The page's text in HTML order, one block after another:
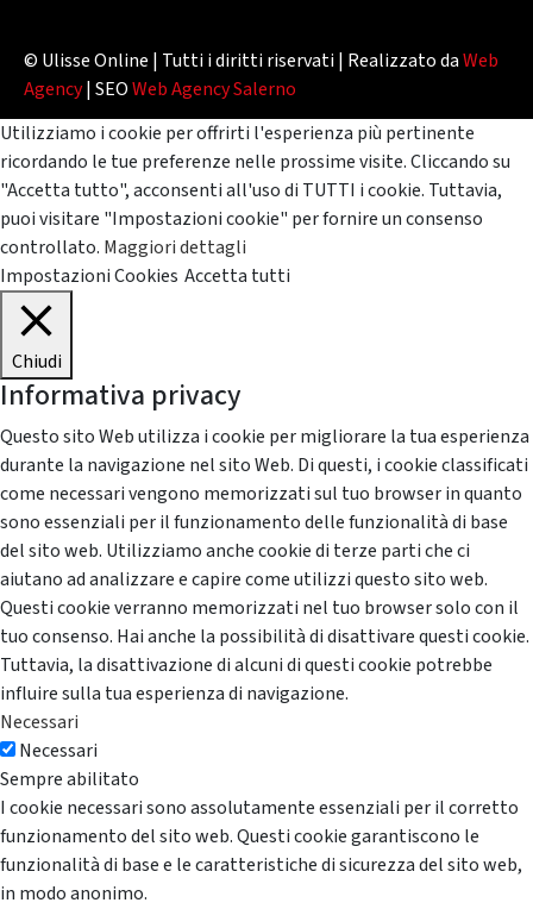
© Ulisse Online | Tutti i diritti riservati | Realizzato daWeb
Agency| SEOWeb Agency Salerno
Utilizziamo i cookie per offrirti l'esperienza più pertinente
ricordando le tue preferenze nelle prossime visite. Cliccando su
"Accetta tutto", acconsenti all'uso di TUTTI i cookie. Tuttavia,
puoi visitare "Impostazioni cookie" per fornire un consenso
controllato. Maggiori dettagli
Impostazioni Cookies Accetta tutti
Chiudi
Informativa privacy
Questo sito Web utilizza i cookie per migliorare la tua esperienza
durante la navigazione nel sito Web. Di questi, i cookie classificati
come necessari vengono memorizzati sul tuo browser in quanto
sono essenziali per il funzionamento delle funzionalità di base
del sito web. Utilizziamo anche cookie di terze parti che ci
aiutano ad analizzare e capire come utilizzi questo sito web.
Questi cookie verranno memorizzati nel tuo browser solo con il
tuo consenso. Hai anche la possibilità di disattivare questi cookie.
Tuttavia, la disattivazione di alcuni di questi cookie potrebbe
influire sulla tua esperienza di navigazione.
Necessari
Necessari
Sempre abilitato
I cookie necessari sono assolutamente essenziali per il corretto
funzionamento del sito web. Questi cookie garantiscono le
funzionalità di base e le caratteristiche di sicurezza del sito web,
in modo anonimo.